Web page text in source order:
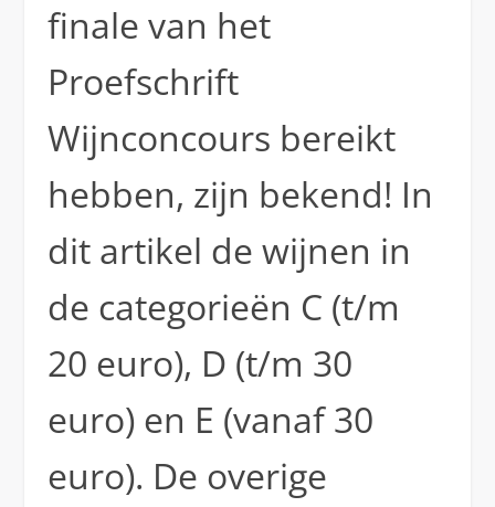
finale van het
Proefschrift
Wijnconcours bereikt
hebben, zijn bekend! In
dit artikel de wijnen in
de categorieën C (t/m
20 euro), D (t/m 30
euro) en E (vanaf 30
euro). De overige